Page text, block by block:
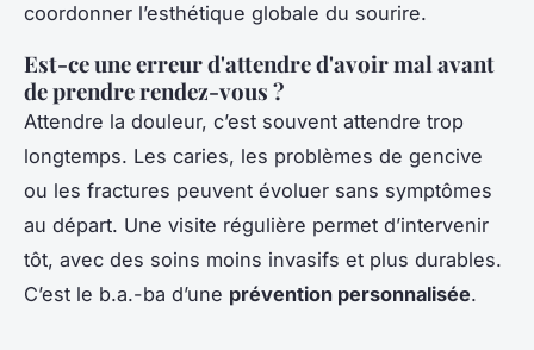
coordonner l’esthétique globale du sourire.
Est-ce une erreur d'attendre d'avoir mal avant
de prendre rendez-vous ?
Attendre la douleur, c’est souvent attendre trop
longtemps. Les caries, les problèmes de gencive
ou les fractures peuvent évoluer sans symptômes
au départ. Une visite régulière permet d’intervenir
tôt, avec des soins moins invasifs et plus durables.
C’est le b.a.-ba d’une prévention personnalisée.